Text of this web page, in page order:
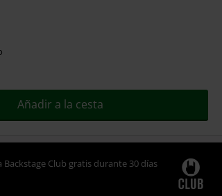
Añadir a la cesta
Club gratis durante 30 días